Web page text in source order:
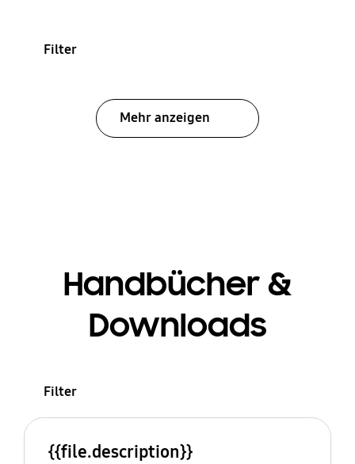
Filter
Mehr anzeigen
Handbücher &
Downloads
Filter
{{file.description}}